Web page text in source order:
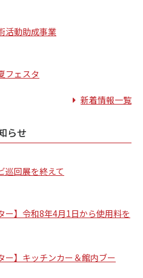
活動助成事業
フェスタ
新着情報一覧
らせ
巡回展を終えて
ー】令和8年4月1日から使用料を
ー】キッチンカー＆館内ブー